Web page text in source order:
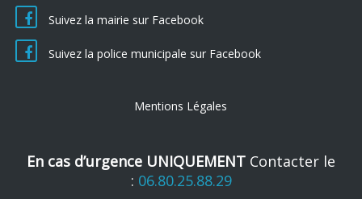
Suivez la mairie sur Facebook
Suivez la police municipale sur Facebook
Mentions Légales
En cas d’urgence UNIQUEMENT Contacter le
: 06.80.25.88.29